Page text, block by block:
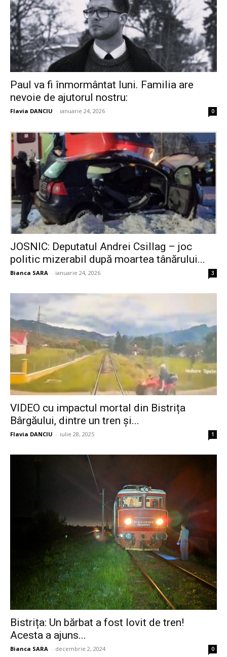
Paul va fi înmormântat luni. Familia are
nevoie de ajutorul nostru:
Flavia DANCIU - ianuarie 24, 2026 0
JOSNIC: Deputatul Andrei Csillag – joc
politic mizerabil după moartea tânărului...
Bianca SARA - ianuarie 24, 2026 3
VIDEO cu impactul mortal din Bistrița
Bârgăului, dintre un tren și...
Flavia DANCIU - iulie 28, 2025 1
Bistrița: Un bărbat a fost lovit de tren!
Acesta a ajuns...
Bianca SARA - decembrie 2, 2024 0